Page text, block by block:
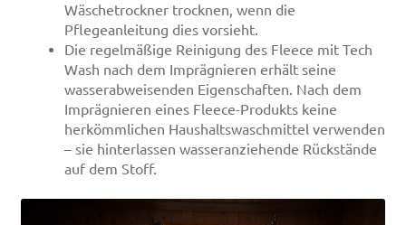
Wäschetrockner trocknen, wenn die
Pflegeanleitung dies vorsieht.
Die regelmäßige Reinigung des Fleece mit Tech
Wash nach dem Imprägnieren erhält seine
wasserabweisenden Eigenschaften. Nach dem
Imprägnieren eines Fleece-Produkts keine
herkömmlichen Haushaltswaschmittel verwenden
– sie hinterlassen wasseranziehende Rückstände
auf dem Stoff.